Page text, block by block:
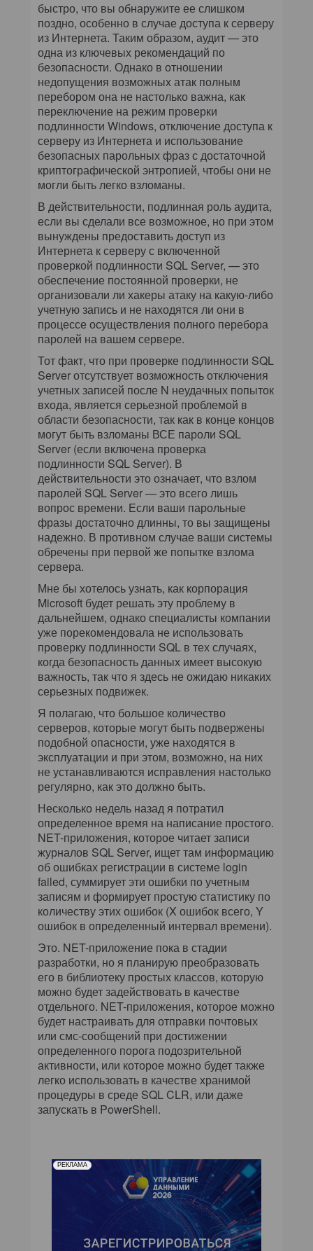
быстро, что вы обнаружите ее слишком
поздно, особенно в случае доступа к серверу
из Интернета. Таким образом, аудит — это
одна из ключевых рекомендаций по
безопасности. Однако в отношении
недопущения возможных атак полным
перебором она не настолько важна, как
переключение на режим проверки
подлинности Windows, отключение доступа к
серверу из Интернета и использование
безопасных парольных фраз с достаточной
криптографической энтропией, чтобы они не
могли быть легко взломаны.
В действительности, подлинная роль аудита,
если вы сделали все возможное, но при этом
вынуждены предоставить доступ из
Интернета к серверу с включенной
проверкой подлинности SQL Server, — это
обеспечение постоянной проверки, не
организовали ли хакеры атаку на какую-либо
учетную запись и не находятся ли они в
процессе осуществления полного перебора
паролей на вашем сервере.
Тот факт, что при проверке подлинности SQL
Server отсутствует возможность отключения
учетных записей после N неудачных попыток
входа, является серьезной проблемой в
области безопасности, так как в конце концов
могут быть взломаны ВСЕ пароли SQL
Server (если включена проверка
подлинности SQL Server). В
действительности это означает, что взлом
паролей SQL Server — это всего лишь
вопрос времени. Если ваши парольные
фразы достаточно длинны, то вы защищены
надежно. В противном случае ваши системы
обречены при первой же попытке взлома
сервера.
Мне бы хотелось узнать, как корпорация
Microsoft будет решать эту проблему в
дальнейшем, однако специалисты компании
уже порекомендовала не использовать
проверку подлинности SQL в тех случаях,
когда безопасность данных имеет высокую
важность, так что я здесь не ожидаю никаких
серьезных подвижек.
Я полагаю, что большое количество
серверов, которые могут быть подвержены
подобной опасности, уже находятся в
эксплуатации и при этом, возможно, на них
не устанавливаются исправления настолько
регулярно, как это должно быть.
Несколько недель назад я потратил
определенное время на написание простого.
NET-приложения, которое читает записи
журналов SQL Server, ищет там информацию
об ошибках регистрации в системе login
failed, суммирует эти ошибки по учетным
записям и формирует простую статистику по
количеству этих ошибок (X ошибок всего, Y
ошибок в определенный интервал времени).
Это. NET-приложение пока в стадии
разработки, но я планирую преобразовать
его в библиотеку простых классов, которую
можно будет задействовать в качестве
отдельного. NET-приложения, которое можно
будет настраивать для отправки почтовых
или смс-сообщений при достижении
определенного порога подозрительной
активности, или которое можно будет также
легко использовать в качестве хранимой
процедуры в среде SQL CLR, или даже
запускать в PowerShell.
РЕКЛАМА